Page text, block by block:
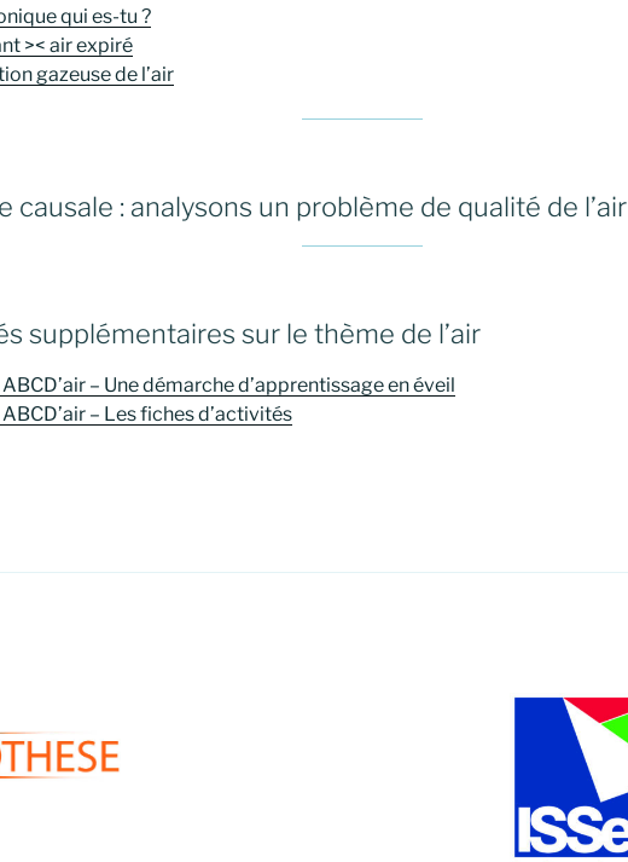
qui es-tu ?
>< air expiré
gazeuse de l’air
causale : analysons un problème de qualité de l’air
supplémentaires sur le thème de l’air
– Une démarche d’apprentissage en éveil
– Les fiches d’activités